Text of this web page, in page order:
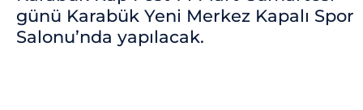
günü Karabük Yeni Merkez Kapalı Spor
Salonu’nda yapılacak.